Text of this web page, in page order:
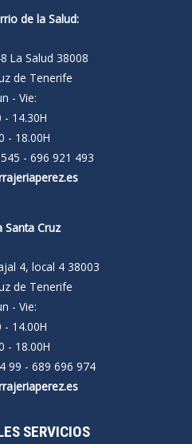
de la Salud:
La Salud 38008
de Tenerife
- Vie:
- 14.30H
- 18.00H
- 696 921 493
Santa Cruz
4, local 4 38003
de Tenerife
- Vie:
- 14.00H
- 18.00H
99 - 689 696 974
SERVICIOS